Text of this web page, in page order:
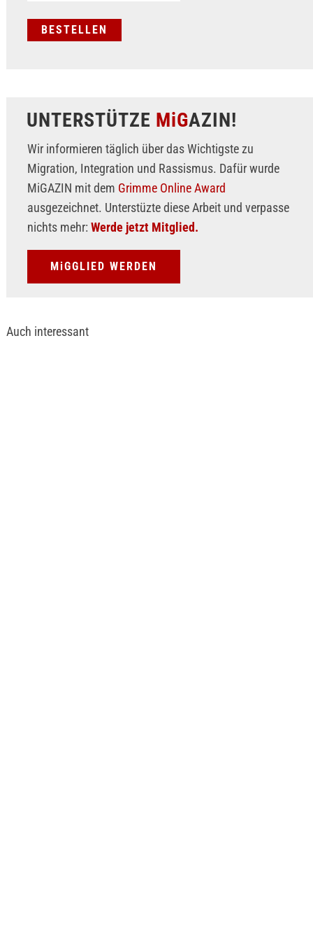
UNTERSTÜTZE MiGAZIN!
Wir informieren täglich über das Wichtigste zu
Migration, Integration und Rassismus. Dafür wurde
MiGAZIN mit dem Grimme Online Award
ausgezeichnet. Unterstüzte diese Arbeit und verpasse
nichts mehr: Werde jetzt Mitglied.
MiGGLIED WERDEN
Auch interessant